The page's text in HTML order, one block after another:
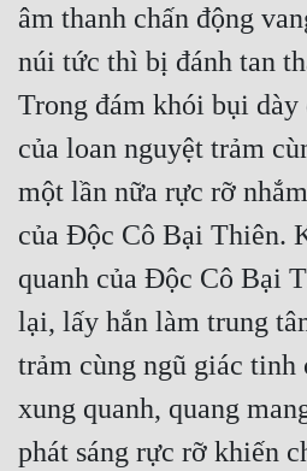
âm thanh chấn động
núi tức thì bị đánh tan
Trong đám khói bụi dày
của loan nguyệt trảm
một lần nữa rực rỡ
của Độc Cô Bại Thiên.
quanh của Độc Cô Bại
lại, lấy hắn làm trung
trảm cùng ngũ giác tinh
xung quanh, quang
phát sáng rực rỡ khiến